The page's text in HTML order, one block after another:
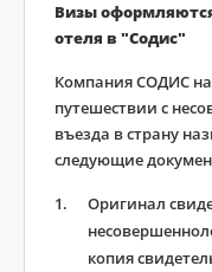
Визы
отеля в "Содис"
Компания СОДИС
путешествии с
въезда в страну
следующие
Оригинал
копия